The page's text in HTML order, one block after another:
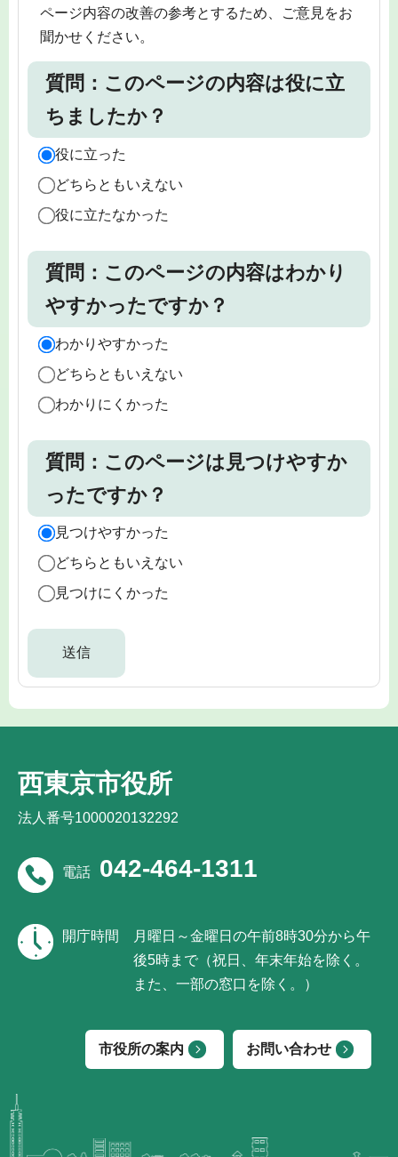
ページ内容の改善の参考とするため、ご意見をお
聞かせください。
質問：このページの内容は役に立
ちましたか？
役に立った
どちらともいえない
役に立たなかった
質問：このページの内容はわかり
やすかったですか？
わかりやすかった
どちらともいえない
わかりにくかった
質問：このページは見つけやすか
ったですか？
見つけやすかった
どちらともいえない
見つけにくかった
西東京市役所
法人番号1000020132292
電話 042-464-1311
開庁時間
月曜日～金曜日の午前8時30分から午
後5時まで（祝日、年末年始を除く。
また、一部の窓口を除く。）
市役所の案内 お問い合わせ